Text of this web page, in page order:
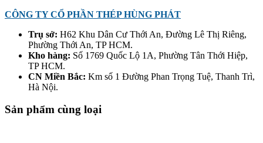
CÔNG TY CỔ PHẦN THÉP HÙNG PHÁT
Trụ sở: H62 Khu Dân Cư Thới An, Đường Lê Thị Riêng,
Phường Thới An, TP HCM.
Kho hàng: Số 1769 Quốc Lộ 1A, Phường Tân Thới Hiệp,
TP HCM.
CN Miền Bắc: Km số 1 Đường Phan Trọng Tuệ, Thanh Trì,
Hà Nội.
Sản phẩm cùng loại